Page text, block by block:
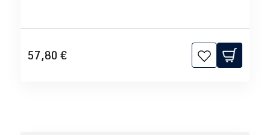
57,80 €